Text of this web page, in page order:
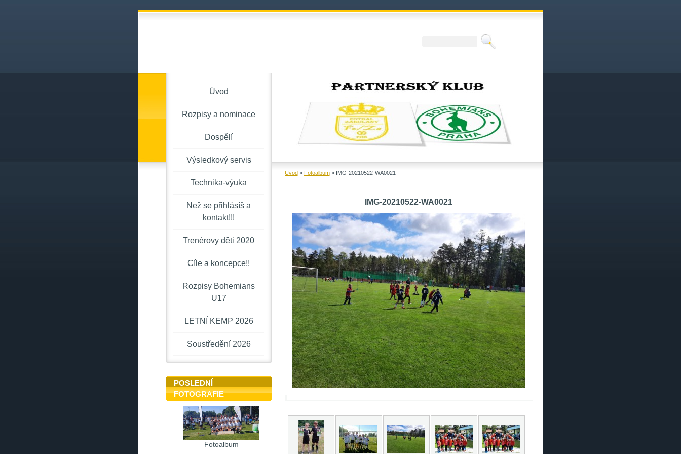
Úvod» Fotoalbum» IMG-20210522-WA0021
IMG-20210522-WA0021
Úvod
Rozpisy a nominace
Dospělí
Výsledkový servis
Technika-výuka
Než se přihlásíš a
kontakt!!!
Trenérovy děti 2020
Cíle a koncepce!!
Rozpisy Bohemians
U17
LETNÍ KEMP 2026
Soustředění 2026
POSLEDNÍ
FOTOGRAFIE
Fotoalbum